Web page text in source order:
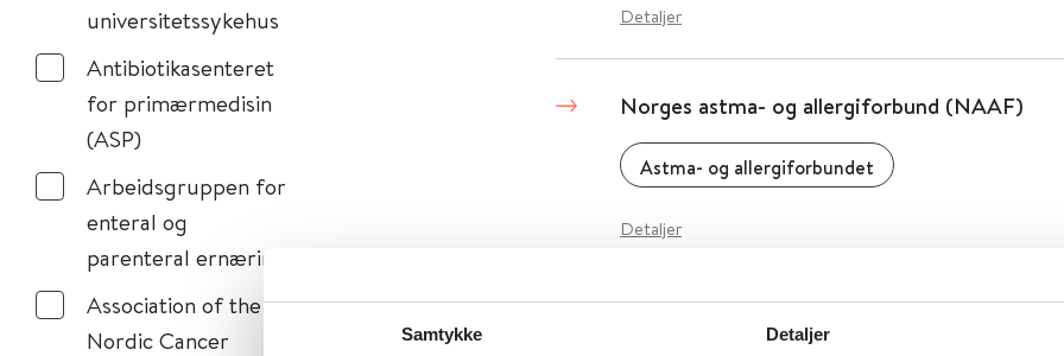
Samtykke Detaljer
universitetssykehus
Antibiotikasenteret
for primærmedisin
(ASP)
Arbeidsgruppen for
enteral og
parenteral ernæring
Association of the
Nordic Cancer
Detaljer
Norges astma- og allergiforbund (NAAF)
Astma- og allergiforbundet
Detaljer